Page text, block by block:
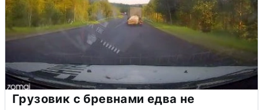
Грузовик с бревнами едва не